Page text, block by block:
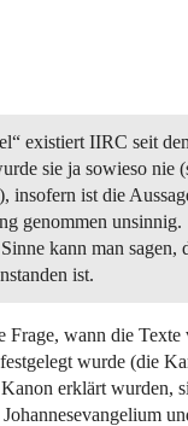
existiert IIRC seit
sie ja sowieso nie
insofern ist die
genommen unsinnig.
kann man sagen,
ist.
Frage, wann die
wurde (die
erklärt wurden,